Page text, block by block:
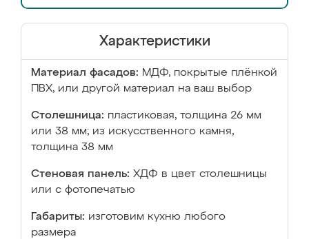
Характеристики
Материал фасадов: МДФ, покрытые плёнкой
ПВХ, или другой материал на ваш выбор
Столешница: пластиковая, толщина 26 мм
или 38 мм; из искусственного камня,
толщина 38 мм
Стеновая панель: ХДФ в цвет столешницы
или с фотопечатью
Габариты: изготовим кухню любого
размера